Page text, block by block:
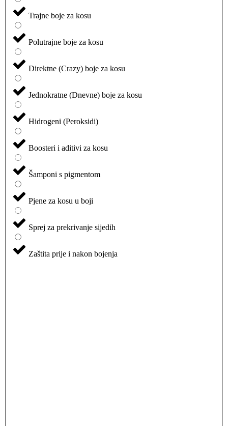
Trajne boje za kosu
Polutrajne boje za kosu
Direktne (Crazy) boje za kosu
Jednokratne (Dnevne) boje za kosu
Hidrogeni (Peroksidi)
Boosteri i aditivi za kosu
Šamponi s pigmentom
Pjene za kosu u boji
Sprej za prekrivanje sijedih
Zaštita prije i nakon bojenja